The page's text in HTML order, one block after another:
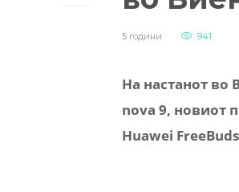
5 години 941
На настанот во
nova 9, новиот
Huawei